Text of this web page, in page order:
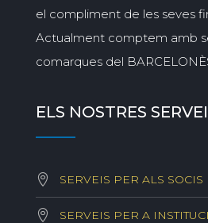
el compliment de les seves
Actualment comptem amb
comarques del
ELS NOSTRES
SERVEIS PER ALS SOCIS
SERVEIS PER A